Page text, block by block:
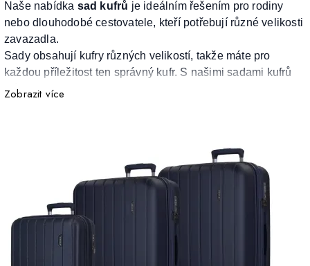
Naše nabídka sad kufrů je ideálním řešením pro rodiny
nebo dlouhodobé cestovatele, kteří potřebují různé velikosti
zavazadla.
Sady obsahují kufry různých velikostí, takže máte pro
každou příležitost ten správný kufr. S našimi sadami kufrů
můžete snadno koordinovat vaše zavazadla a zároveň
Zobrazit více